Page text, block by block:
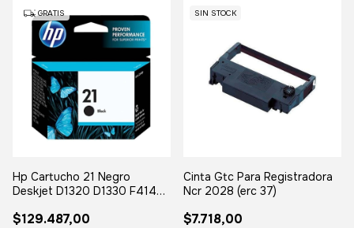
GRATIS
Hp Cartucho 21 Negro
Deskjet D1320 D1330 F4140
$129.487,00
SIN STOCK
Cinta Gtc Para Registradora
Ncr 2028 (erc 37)
$7.718,00